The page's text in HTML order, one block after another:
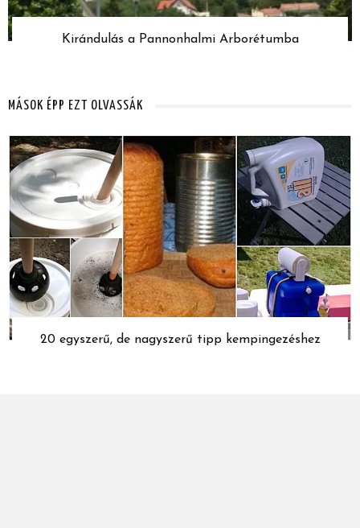
Kirándulás a Pannonhalmi Arborétumba
MÁSOK ÉPP EZT OLVASSÁK
20 egyszerű, de nagyszerű tipp kempingezéshez